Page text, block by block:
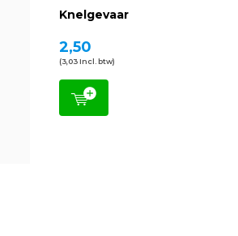
Knelgevaar
2,50
(3,03 Incl. btw)